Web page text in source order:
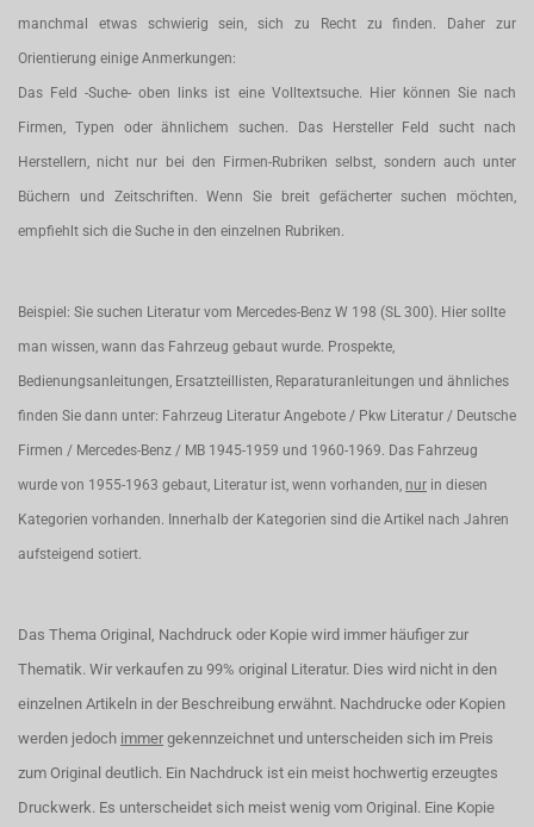
manchmal etwas schwierig sein, sich zu Recht zu finden. Daher zur
Orientierung einige Anmerkungen:
Das Feld -Suche- oben links ist eine Volltextsuche. Hier können Sie nach
Firmen, Typen oder ähnlichem suchen. Das Hersteller Feld sucht nach
Herstellern, nicht nur bei den Firmen-Rubriken selbst, sondern auch unter
Büchern und Zeitschriften. Wenn Sie breit gefächerter suchen möchten,
empfiehlt sich die Suche in den einzelnen Rubriken.
Beispiel: Sie suchen Literatur vom Mercedes-Benz W 198 (SL 300). Hier sollte
man wissen, wann das Fahrzeug gebaut wurde. Prospekte,
Bedienungsanleitungen, Ersatzteillisten, Reparaturanleitungen und ähnliches
finden Sie dann unter: Fahrzeug Literatur Angebote / Pkw Literatur / Deutsche
Firmen / Mercedes-Benz / MB 1945-1959 und 1960-1969. Das Fahrzeug
wurde von 1955-1963 gebaut, Literatur ist, wenn vorhanden, nur in diesen
Kategorien vorhanden. Innerhalb der Kategorien sind die Artikel nach Jahren
aufsteigend sotiert.
Das Thema Original, Nachdruck oder Kopie wird immer häufiger zur
Thematik. Wir verkaufen zu 99% original Literatur. Dies wird nicht in den
einzelnen Artikeln in der Beschreibung erwähnt. Nachdrucke oder Kopien
werden jedoch immer gekennzeichnet und unterscheiden sich im Preis
zum Original deutlich. Ein Nachdruck ist ein meist hochwertig erzeugtes
Druckwerk. Es unterscheidet sich meist wenig vom Original. Eine Kopie